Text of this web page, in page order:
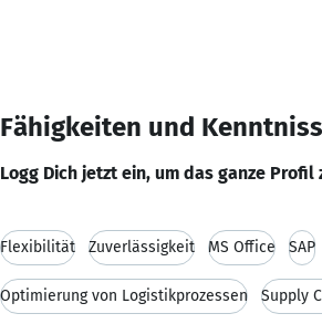
Fähigkeiten und
Logg Dich jetzt ein, um das ganze Profil
Flexibilität Zuverlässigkeit MS Office SAP
Optimierung von Logistikprozessen Supply